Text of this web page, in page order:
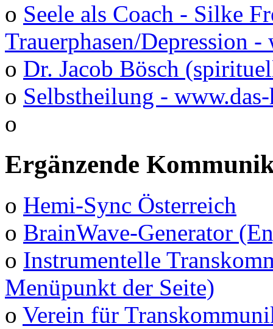
o Seele als Coach - Silke
Trauerphasen/Depression
o Dr. Jacob Bösch
o Selbstheilung -
o
Ergänzende
o Hemi-Sync Österreich
o BrainWave-Generator
o Instrumentelle
Menüpunkt der Seite)
o Verein für